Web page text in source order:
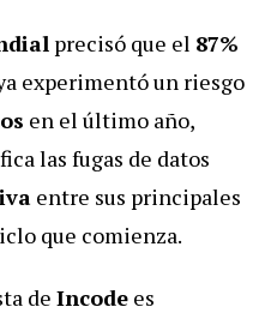
precisó que el 87%
experimentó un riesgo
en el último año,
las fugas de datos
entre sus principales
que comienza.
de Incode es